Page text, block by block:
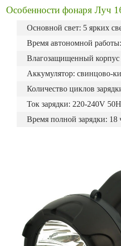
Особенности фонаря Луч
Основной свет: 5 ярких
Время автономной
Влагозащищенный корпус
Аккумулятор: свинцово-
Количество циклов
Ток зарядки: 220-240V
Время полной зарядки: 18